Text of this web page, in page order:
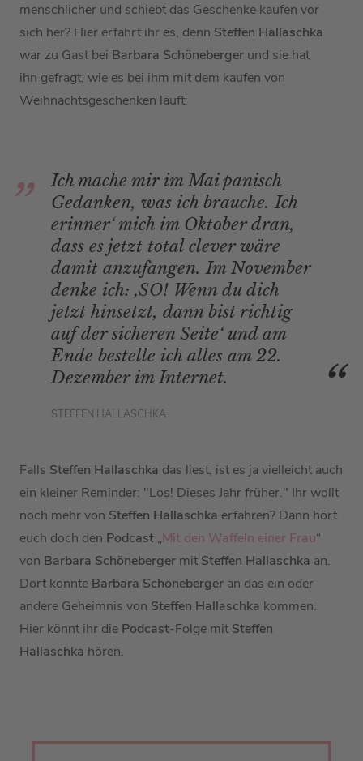
menschlicher und schiebt das Geschenke kaufen vor
sich her? Hier erfahrt ihr es, denn Steffen Hallaschka
war zu Gast bei Barbara Schöneberger und sie hat
ihn gefragt, wie es bei ihm mit dem kaufen von
Weihnachtsgeschenken läuft:
Ich mache mir im Mai panisch
Gedanken, was ich brauche. Ich
erinner‘ mich im Oktober dran,
dass es jetzt total clever wäre
damit anzufangen. Im November
denke ich: ‚SO! Wenn du dich
jetzt hinsetzt, dann bist richtig
auf der sicheren Seite‘ und am
Ende bestelle ich alles am 22.
Dezember im Internet.
STEFFEN HALLASCHKA
Falls Steffen Hallaschka das liest, ist es ja vielleicht auch
ein kleiner Reminder: "Los! Dieses Jahr früher." Ihr wollt
noch mehr von Steffen Hallaschka erfahren? Dann hört
euch doch den Podcast „Mit den Waffeln einer Frau“
von Barbara Schöneberger mit Steffen Hallaschka an.
Dort konnte Barbara Schöneberger an das ein oder
andere Geheimnis von Steffen Hallaschka kommen.
Hier könnt ihr die Podcast-Folge mit Steffen
Hallaschka hören.